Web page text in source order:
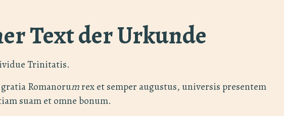
Text der Urkunde
Trinitatis.
Romanorumrex et semper augustus, universis presentem
suam et omne bonum.